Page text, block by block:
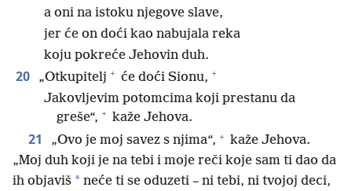
a oni na istoku njegove slave,
jer će on doći kao nabujala reka
koju pokreće Jehovin duh.
20 „Otkupitelj + će doći Sionu, +
Jakovljevim potomcima koji prestanu da
greše“, + kaže Jehova.
21 „Ovo je moj savez s njima“, + kaže Jehova.
„Moj duh koji je na tebi i moje reči koje sam ti dao da
ih objaviš * neće ti se oduzeti – ni tebi, ni tvojoj deci,